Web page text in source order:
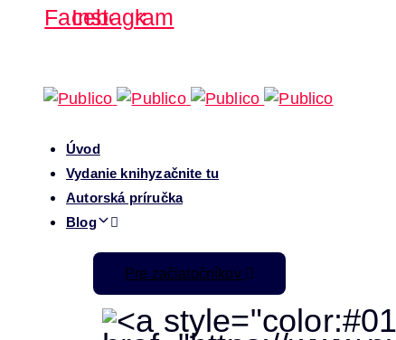
Facebook
Instagram
Úvod
Vydanie knihyzačnite tu
Autorská príručka
Blog
Pre začiatočníkov